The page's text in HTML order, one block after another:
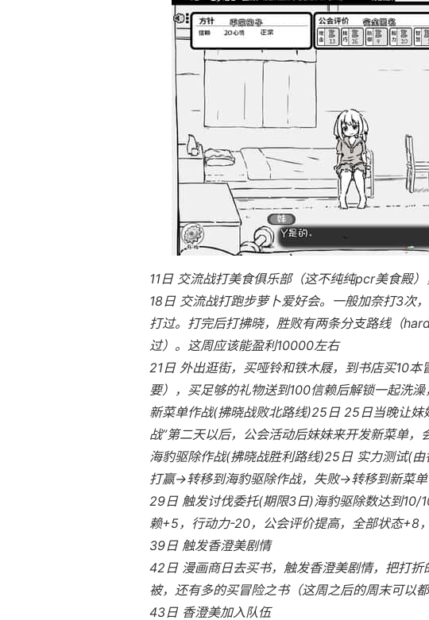
11日 交流战打美食俱乐部（这不纯纯pcr美食殿
18日 交流战打跑步萝卜爱好会。一般加奈打3次
打过。打完后打拂晓，胜败有两条分支路线（
过）。这周应该能盈利10000左右
21日 外出逛街，买哑铃和铁木屐，到书店买10
要），买足够的礼物送到100信赖后解锁一起洗
新菜单作战(拂晓战败北路线)25日 25日当晚让妹
战”第二天以后，公会活动后妹妹来开发新菜单，
海豹驱除作战(拂晓战胜利路线)25日 实力测试(由
打赢→转移到海豹驱除作战，失败→转移到新菜
29日 触发讨伐委托(期限3日)海豹驱除数达到10/
赖+5，行动力-20，公会评价提高，全部状态+8
39日 触发香澄美剧情
42日 漫画商日去买书，触发香澄美剧情，把打
被，还有多的买冒险之书（这周之后的周末可以
43日 香澄美加入队伍